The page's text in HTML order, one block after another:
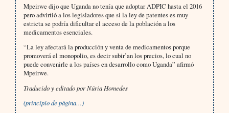
Mpeirwe dijo que Uganda no tenía que adoptar ADPIC hasta el 2016
pero advirtió a los legisladores que si la ley de patentes es muy
estricta se podría dificultar el acceso de la población a los
medicamentos esenciales.
“La ley afectará la producción y venta de medicamentos porque
promoverá el monopolio, es decir subir’an los precios, lo cual no
puede convenirle a los países en desarrollo como Uganda” afirmó
Mpeirwe.
Traducido y editado por Núria Homedes
(principio de página…)